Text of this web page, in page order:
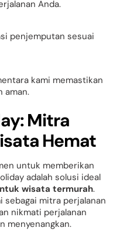
Anda.
penjemputan sesuai
kami memastikan
aman.
Mitra
Hemat
untuk memberikan
adalah solusi ideal
wisata termurah.
sebagai mitra perjalanan
nikmati perjalanan
menyenangkan.